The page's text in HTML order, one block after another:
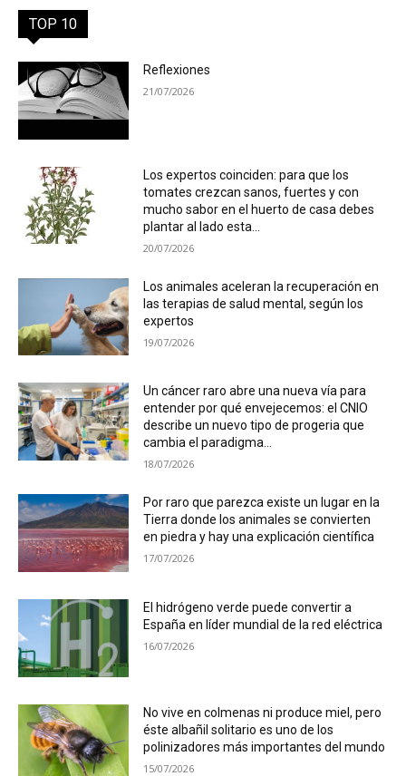
TOP 10
Reflexiones
21/07/2026
Los expertos coinciden: para que los
tomates crezcan sanos, fuertes y con
mucho sabor en el huerto de casa debes
plantar al lado esta...
20/07/2026
Los animales aceleran la recuperación en
las terapias de salud mental, según los
expertos
19/07/2026
Un cáncer raro abre una nueva vía para
entender por qué envejecemos: el CNIO
describe un nuevo tipo de progeria que
cambia el paradigma...
18/07/2026
Por raro que parezca existe un lugar en la
Tierra donde los animales se convierten
en piedra y hay una explicación científica
17/07/2026
El hidrógeno verde puede convertir a
España en líder mundial de la red eléctrica
16/07/2026
No vive en colmenas ni produce miel, pero
éste albañil solitario es uno de los
polinizadores más importantes del mundo
15/07/2026